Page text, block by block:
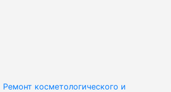
Ремонт косметологического и